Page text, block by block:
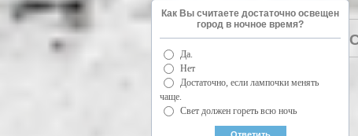
Как Вы считаете достаточно освещен
город в ночное время?
Да.
Нет
Достаточно, если лампочки менять
чаще.
Свет должен гореть всю ночь